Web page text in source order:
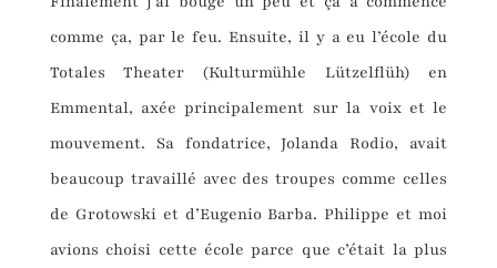
comme ça, par le feu. Ensuite, il y a eu l’école du
Totales Theater (Kulturmühle Lützelflüh) en
Emmental, axée principalement sur la voix et le
mouvement. Sa fondatrice, Jolanda Rodio, avait
beaucoup travaillé avec des troupes comme celles
de Grotowski et d’Eugenio Barba. Philippe et moi
avions choisi cette école parce que c’était la plus